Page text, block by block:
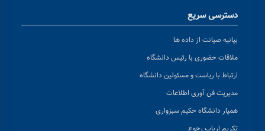
دسترسی سریع
بیانیه صیانت از داده ها
ملاقات حضوری با رئیس دانشگاه
ارتباط با ریاست و مسئولین دانشگاه
مدیریت فن آوری اطلاعات
همیار دانشگاه حکیم سبزواری
تکریم ارباب رجوع